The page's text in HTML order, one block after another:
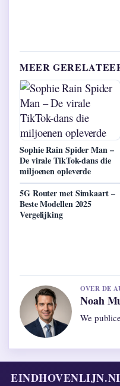
MEER
Sophie Rain Spider Man –
De virale TikTok-dans die
miljoenen opleverde
5G Router met Simkaart –
Beste Modellen 2025
Vergelijking
OVER DE
Noah
We